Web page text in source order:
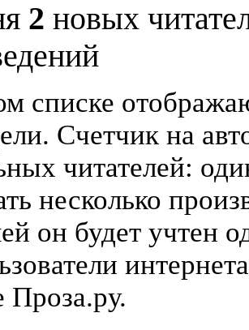
2 новых
списке
Счетчик на
читателей:
несколько
он будет учтен
Проза.ру.